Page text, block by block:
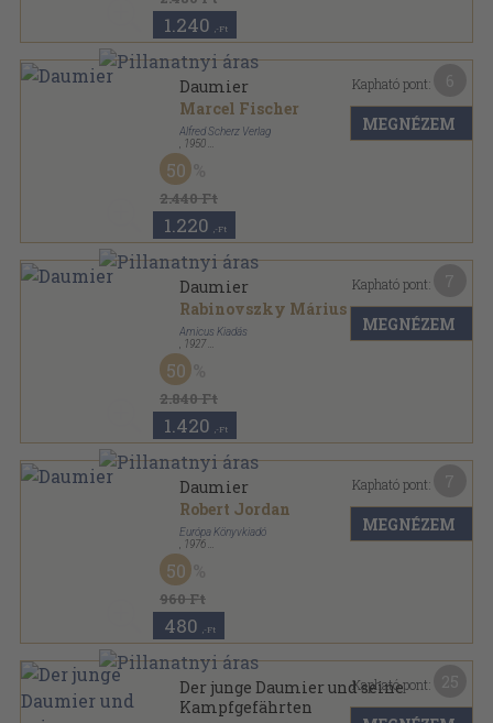
1.240 ,-Ft
Daumier
Marcel Fischer
Alfred Scherz Verlag
1950
Fűzött kemény papírkötés
Scherz Kunstbücher sorozat
2.440 Ft
50
1.220 ,-Ft
Kapható pont:
MEGNÉZEM
Daumier
Rabinovszky Márius
Amicus Kiadás
1927
Amatőr papírkötés
Magyar Művészeti Könyvtár sorozat
2.840 Ft
50
1.420 ,-Ft
Kapható pont:
MEGNÉZEM
Daumier
Robert Jordan
Európa Könyvkiadó
1976
Vászon
Századok-emberek sorozat
960 Ft
50
480 ,-Ft
Kapható pont:
MEGNÉZEM
Der junge Daumier und seine
Kampfgefährten
Kapható pont: